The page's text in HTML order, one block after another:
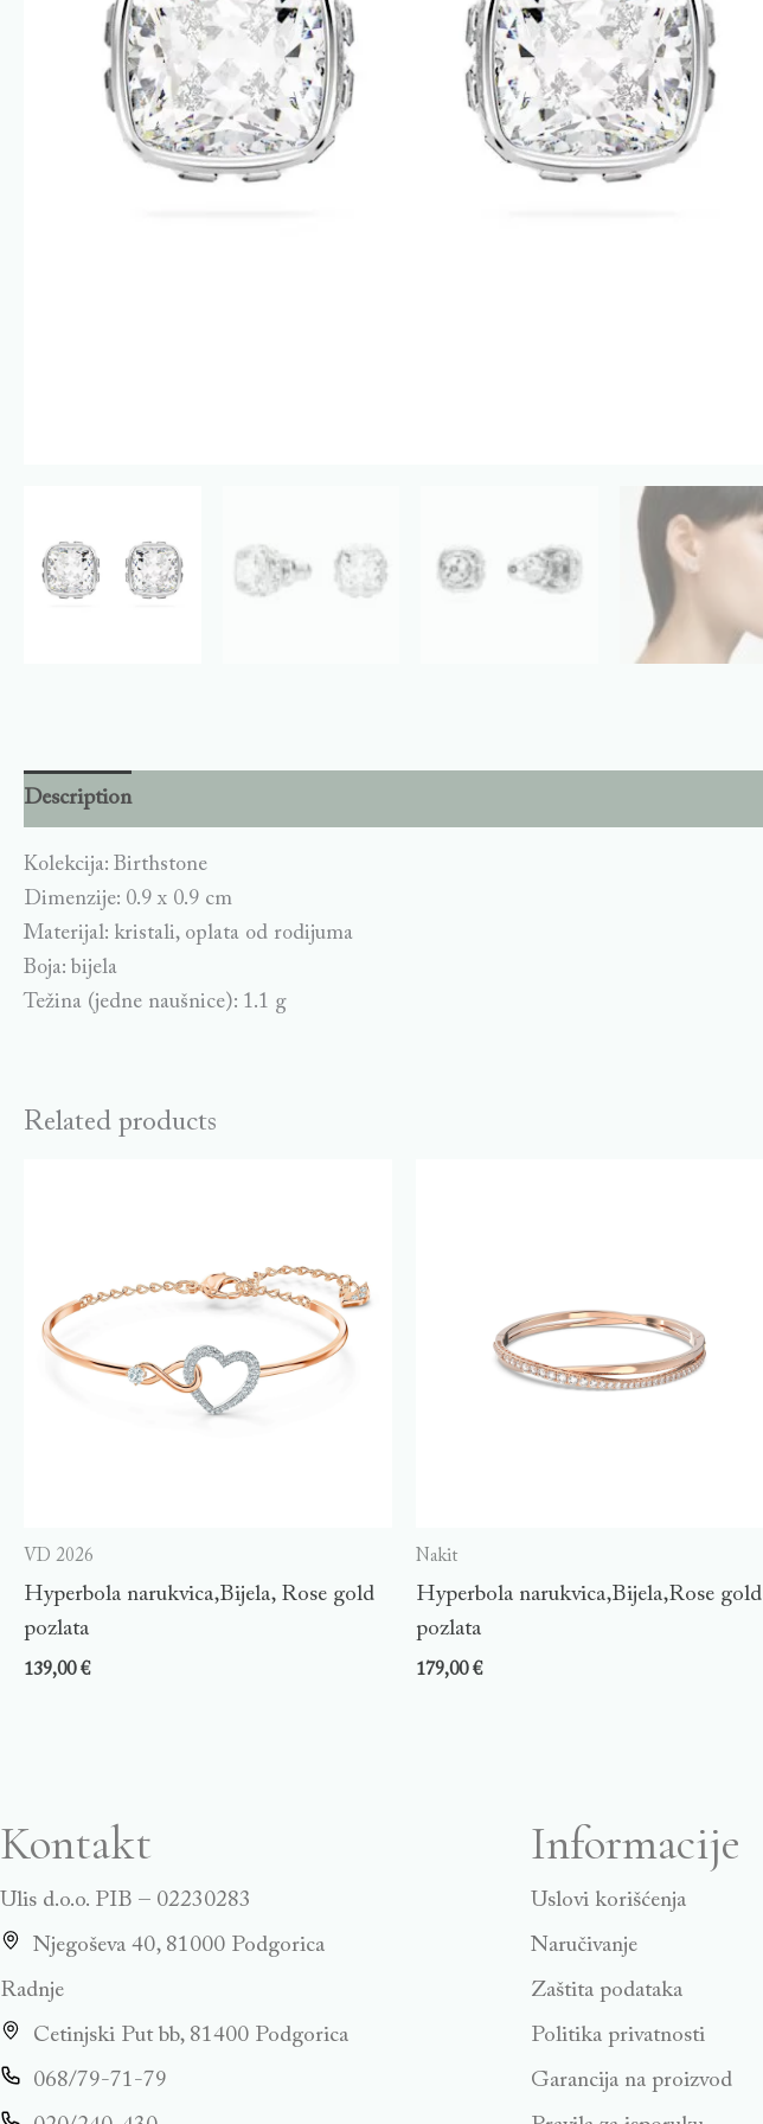
Description
Kolekcija: Birthstone
Dimenzije: 0.9 x 0.9 cm
Materijal: kristali, oplata od rodijuma
Boja: bijela
Težina (jedne naušnice): 1.1 g
Related products
VD 2026
Hyperbola narukvica,Bijela, Rose gold
pozlata
139,00€
Nakit
Hyperbola narukvica,Bijela,Rose gold
pozlata
179,00€
Kontakt
Ulis d.o.o. PIB – 02230283
Njegoševa 40, 81000 Podgorica
Radnje
Cetinjski Put bb, 81400 Podgorica
068/79-71-79
Informacije
Uslovi korišćenja
Naručivanje
Zaštita podataka
Politika privatnosti
Garancija na proizvod